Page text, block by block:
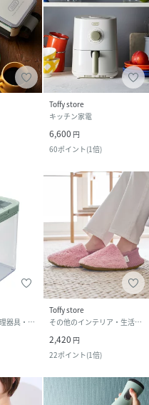
Toffy store
キッチン家電
6,600 円
60ポイント(1倍)
その他の食器・調理器具・キッチン用品
Toffy store
その他のインテリア・生活雑貨
2,420 円
22ポイント(1倍)